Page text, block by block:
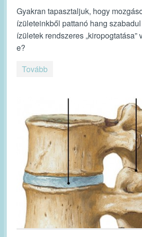
Gyakran tapasztaljuk, hogy
ízületeinkből pattanó hang
ízületek rendszeres „kiropogtatása”
e?
Tovább